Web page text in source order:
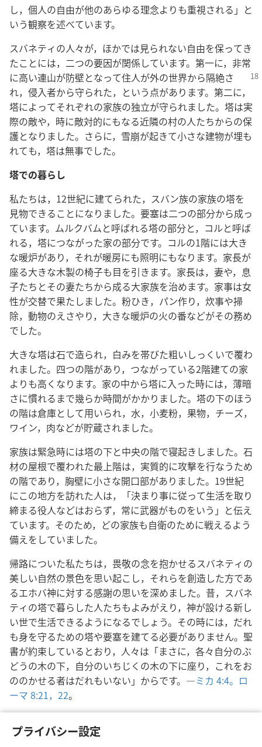
プライバシー設定
し，個人の自由が他のあらゆる理念よりも重視される」と
いう観察を述べています。
スバネティの人々が，ほかでは見られない自由を保ってき
たことには，二つの要因が関係しています。第一に，非常
に高い連山が防壁となって住人が外の世界から隔絶さ
れ，侵入者から守られた，という点があります。第二に，
塔によってそれぞれの家族の独立が守られました。塔は実
際の敵や，時に敵対的にもなる近隣の村の人たちからの保
護となりました。さらに，雪崩が起きて小さな建物が埋も
れても，塔は無事でした。
塔での暮らし
私たちは，12世紀に建てられた，スバン族の家族の塔を
見物できることになりました。要塞は二つの部分から成っ
ています。ムルクバムと呼ばれる塔の部分と，コルと呼ば
れる，塔につながった家の部分です。コルの1階には大き
な暖炉があり，それが暖房にも照明にもなります。家長が
座る大きな木製の椅子も目を引きます。家長は，妻や，息
子たちとその妻たちから成る大家族を治めます。家事は女
性が交替で果たしました。粉ひき，パン作り，炊事や掃
除，動物のえさやり，大きな暖炉の火の番などがその務め
でした。
大きな塔は石で造られ，白みを帯びた粗いしっくいで覆わ
れました。四つの階があり，つながっている2階建ての家
よりも高くなります。家の中から塔に入った時には，薄暗
さに慣れるまで幾らか時間がかかりました。塔の下のほう
の階は倉庫として用いられ，水，小麦粉，果物，チーズ，
ワイン，肉などが貯蔵されました。
家族は緊急時には塔の下と中央の階で寝起きしました。石
材の屋根で覆われた最上階は，実質的に攻撃を行なうため
の階であり，胸壁に小さな開口部がありました。19世紀
にこの地方を訪れた人は，「決まり事に従って生活を取り
締まる役人などはおらず，常に武器がものをいう」と伝え
ています。そのため，どの家族も自衛のために戦えるよう
備えをしていました。
帰路についた私たちは，畏敬の念を抱かせるスバネティの
美しい自然の景色を思い起こし，それらを創造した方であ
るエホバ神に対する感謝の思いを深めました。昔，スバネ
ティの塔で暮らした人たちもよみがえり，神が設ける新し
い世で生活できるようになるでしょう。その時には，だれ
も身を守るための塔や要塞を建てる必要がありません。聖
書が約束しているとおり，人々は「まさに，各々自分のぶ
どうの木の下，自分のいちじくの木の下に座り，これをお
ののかせる者はだれもいない」からです。―ミカ 4:4。 ロ
ーマ 8:21，22。